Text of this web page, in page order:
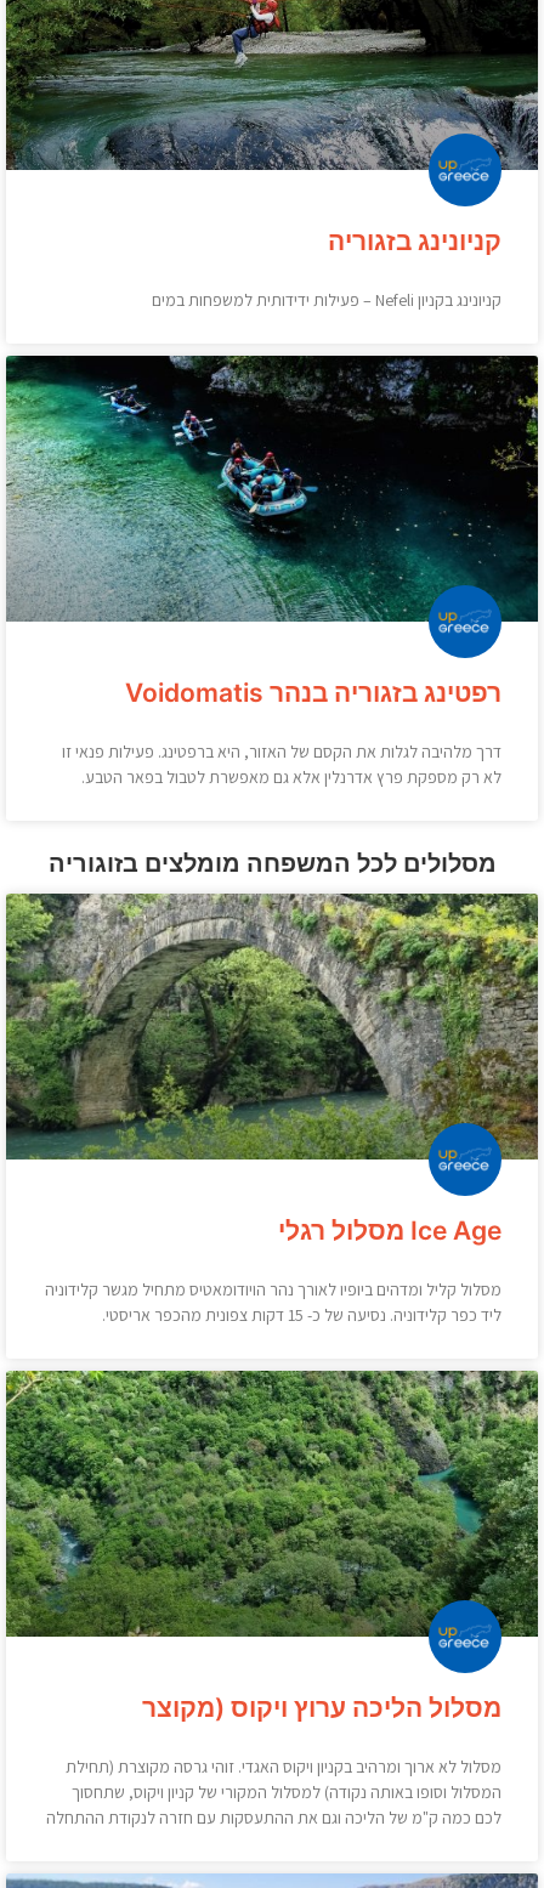
קניונינג בזגוריה
קניונינג בקניון Nefeli – פעילות ידידותית למשפחות במים
רפטינג בזגוריה בנהר Voidomatis
דרך מלהיבה לגלות את הקסם של האזור, היא ברפטינג. פעילות פנאי זו
לא רק מספקת פרץ אדרנלין אלא גם מאפשרת לטבול בפאר הטבע.
מסלולים לכל המשפחה מומלצים בזוגוריה
Ice Age מסלול רגלי
מסלול קליל ומדהים ביופיו לאורך נהר הויודומאטיס מתחיל מגשר קלידוניה
ליד כפר קלידוניה. נסיעה של כ- 15 דקות צפונית מהכפר אריסטי.
מסלול הליכה ערוץ ויקוס (מקוצר
מסלול לא ארוך ומרהיב בקניון ויקוס האגדי. זוהי גרסה מקוצרת (תחילת
המסלול וסופו באותה נקודה) למסלול המקורי של קניון ויקוס, שתחסוך
לכם כמה ק"מ של הליכה וגם את ההתעסקות עם חזרה לנקודת ההתחלה